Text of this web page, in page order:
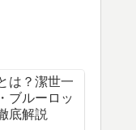
は？潔世一
ブルーロッ
底解説